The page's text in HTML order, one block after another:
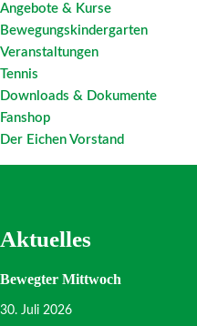
Angebote & Kurse
Bewegungskindergarten
Veranstaltungen
Tennis
Downloads & Dokumente
Fanshop
Der Eichen Vorstand
Aktuelles
Bewegter Mittwoch
30. Juli 2026